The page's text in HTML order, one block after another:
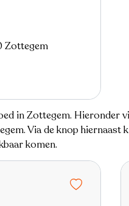
Zottegem
in Zottegem. Hieronder
Via de knop hiernaast
komen.